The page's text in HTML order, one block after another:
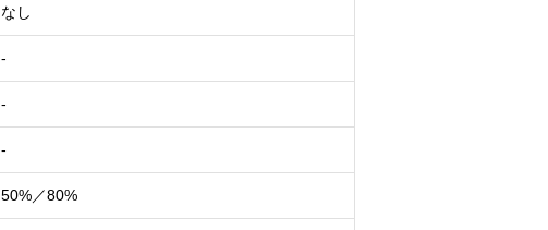
なし
-
-
-
50%／80%